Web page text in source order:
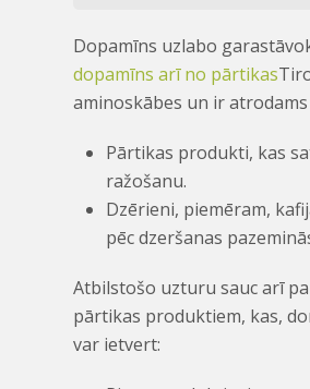
Dopamīns uzlabo
dopamīns arī no pārtikas
aminoskābes un ir
Pārtikas produkti, kas
ražošanu.
Dzērieni, piemēram,
pēc dzeršanas
Atbilstošo uzturu sauc arī
pārtikas produktiem, kas,
var ietvert: